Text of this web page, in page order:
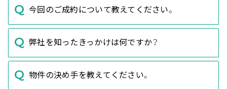
今回のご成約について教えてください。
弊社を知ったきっかけは何ですか？
物件の決め手を教えてください。